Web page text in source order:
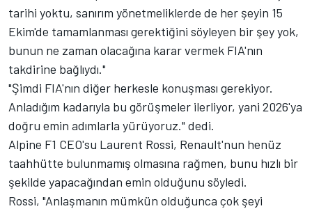
tarihi yoktu, sanırım yönetmeliklerde de her şeyin 15
Ekim'de tamamlanması gerektiğini söyleyen bir şey yok,
bunun ne zaman olacağına karar vermek FIA'nın
takdirine bağlıydı."
"Şimdi FIA'nın diğer herkesle konuşması gerekiyor.
Anladığım kadarıyla bu görüşmeler ilerliyor, yani 2026'ya
doğru emin adımlarla yürüyoruz." dedi.
Alpine F1 CEO'su Laurent Rossi, Renault'nun henüz
taahhütte bulunmamış olmasına rağmen, bunu hızlı bir
şekilde yapacağından emin olduğunu söyledi.
Rossi, "Anlaşmanın mümkün olduğunca çok şeyi